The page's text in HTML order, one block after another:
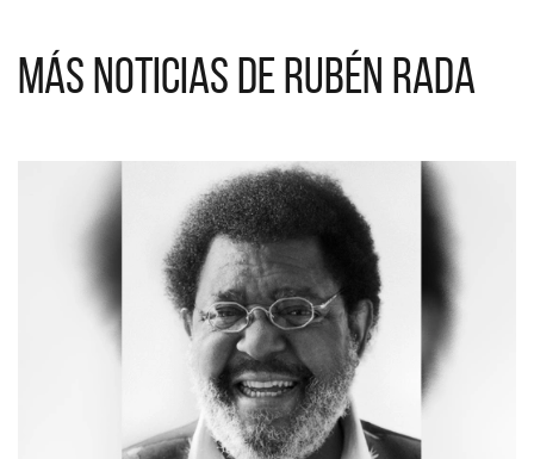
Más noticias de Rubén Rada